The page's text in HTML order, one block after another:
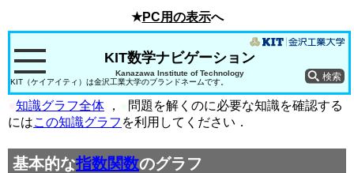
★PC用の表示へ
Kanazawa Institute of Technology
KIT数学ナビゲーション
KIT（ケイアイティ）は金沢工業大学のブランドネームです。
知識グラフ全体 ，
問題を解くのに必要な知識を確認する
にはこの知識グラフ を利用してください．
基本的な指数関数のグラフ